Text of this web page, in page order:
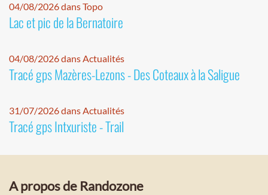
04/08/2026 dans Topo
Lac et pic de la Bernatoire
04/08/2026 dans Actualités
Tracé gps Mazères-Lezons - Des Coteaux à la Saligue
31/07/2026 dans Actualités
Tracé gps Intxuriste - Trail
A propos de Randozone